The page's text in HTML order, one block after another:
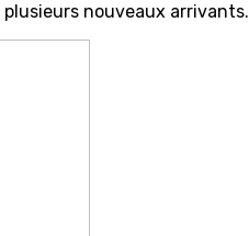
plusieurs nouveaux arrivants.